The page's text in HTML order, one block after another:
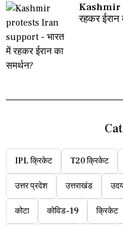
Kashmir
रहकर ईरान
IPL क्रिकेट T20 क्रिकेट
उत्तर प्रदेश उत्तराखंड
कोटा कोविड-19 क्रिकेट